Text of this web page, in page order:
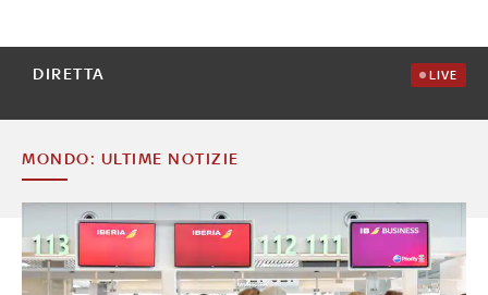
DIRETTA LIVE
MONDO: ULTIME NOTIZIE